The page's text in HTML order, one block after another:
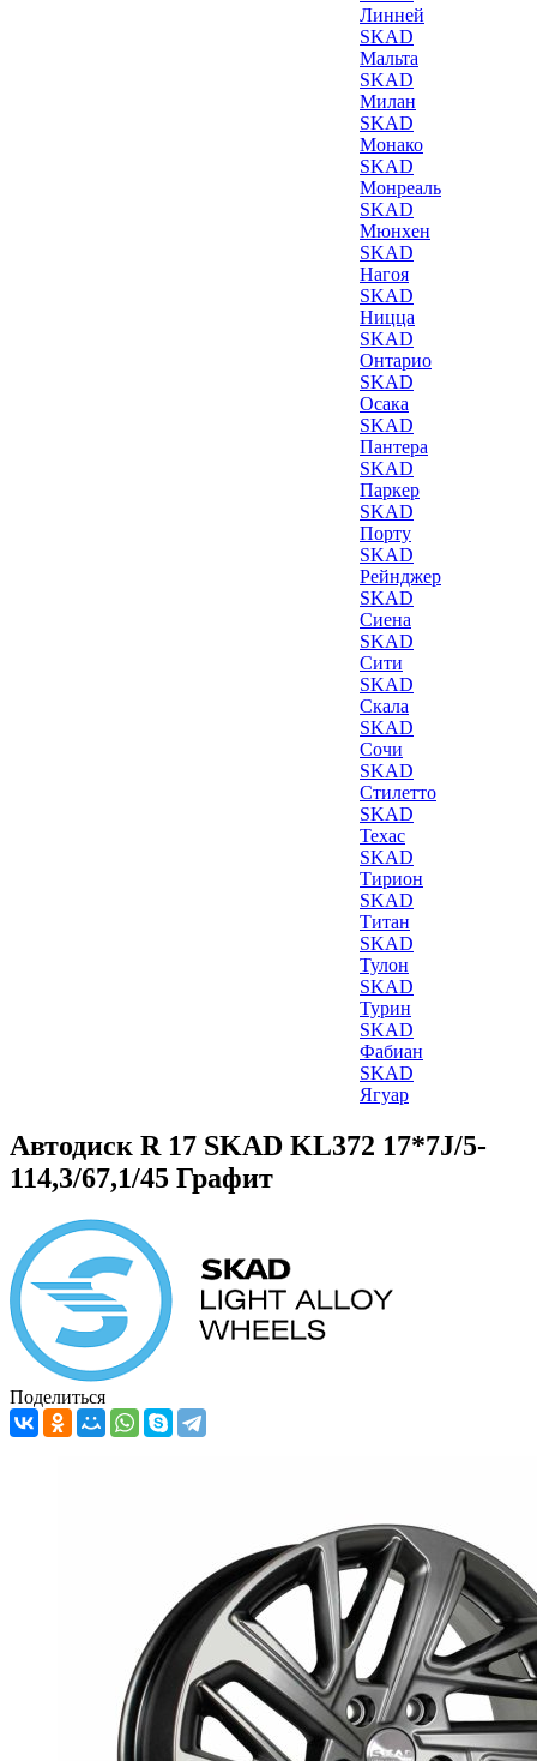
Линней
SKAD
Мальта
SKAD
Милан
SKAD
Монако
SKAD
Монреаль
SKAD
Мюнхен
SKAD
Нагоя
SKAD
Ницца
SKAD
Онтарио
SKAD
Осака
SKAD
Пантера
SKAD
Паркер
SKAD
Порту
SKAD
Рейнджер
SKAD
Сиена
SKAD
Сити
SKAD
Скала
SKAD
Сочи
SKAD
Стилетто
SKAD
Техас
SKAD
Тирион
SKAD
Титан
SKAD
Тулон
SKAD
Турин
SKAD
Фабиан
SKAD
Ягуар
Автодиск R 17 SKAD KL372 17*7J/5-
114,3/67,1/45 Графит
Поделиться